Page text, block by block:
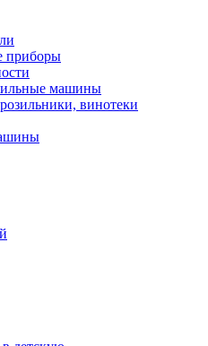
приборы
машины
винотеки